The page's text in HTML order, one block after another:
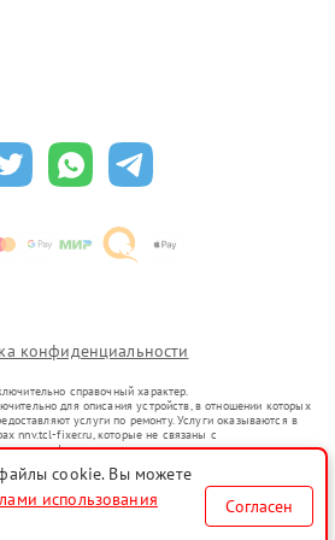
конфиденциальности
справочный характер.
для описания устройств, в отношении которых
услуги по ремонту. Услуги оказываются в
nnv.tcl-fixer.ru, которые не связаны с
или их официальными представителями.
уже введенных в гражданский оборот в соответствии
цели индивидуализации услуг или введения
для информирования о предоставляемых услугах по
не является публичной офертой, определяемой
cookie. Вы можете
использования
Согласен